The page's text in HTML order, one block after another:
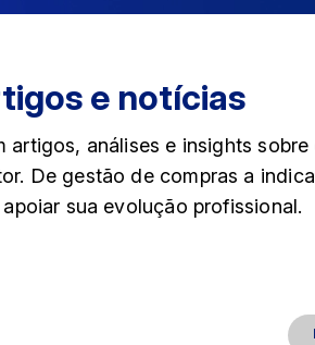
e notícias
artigos, análises e insights
De gestão de compras a
sua evolução profissional.